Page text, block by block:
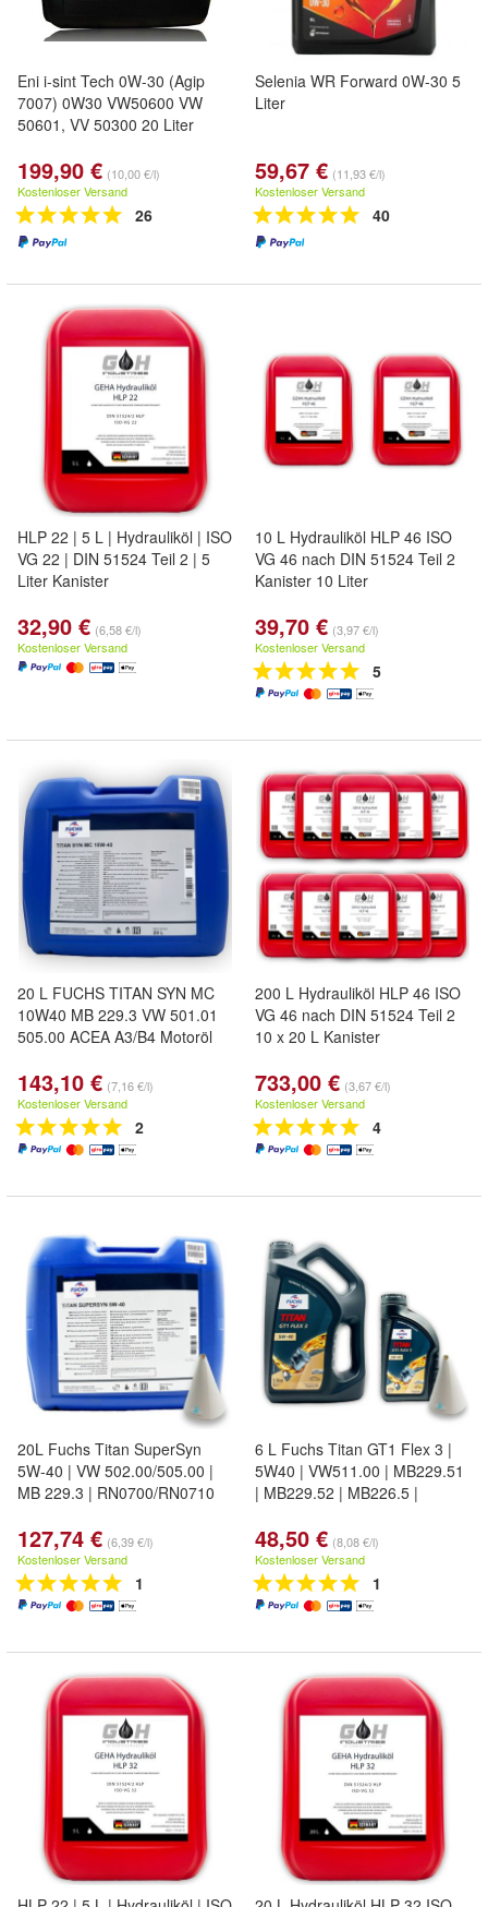
Eni i-sint Tech 0W-30 (Agip
7007) 0W30 VW50600 VW
50601, VV 50300 20 Liter
199,90 € (10,00 €/l)
Kostenloser Versand
26
Selenia WR Forward 0W-30 5
Liter
59,67 € (11,93 €/l)
Kostenloser Versand
40
HLP 22 | 5 L | Hydrauliköl | ISO
VG 22 | DIN 51524 Teil 2 | 5
Liter Kanister
32,90 € (6,58 €/l)
Kostenloser Versand
10 L Hydrauliköl HLP 46 ISO
VG 46 nach DIN 51524 Teil 2
Kanister 10 Liter
39,70 € (3,97 €/l)
Kostenloser Versand
5
20 L FUCHS TITAN SYN MC
10W40 MB 229.3 VW 501.01
505.00 ACEA A3/B4 Motoröl
143,10 € (7,16 €/l)
Kostenloser Versand
2
200 L Hydrauliköl HLP 46 ISO
VG 46 nach DIN 51524 Teil 2
10 x 20 L Kanister
733,00 € (3,67 €/l)
Kostenloser Versand
4
20L Fuchs Titan SuperSyn
5W-40 | VW 502.00/505.00 |
MB 229.3 | RN0700/RN0710
127,74 € (6,39 €/l)
Kostenloser Versand
1
6 L Fuchs Titan GT1 Flex 3 |
5W40 | VW511.00 | MB229.51
| MB229.52 | MB226.5 |
48,50 € (8,08 €/l)
Kostenloser Versand
1